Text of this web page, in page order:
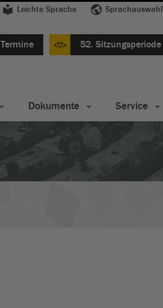
Leichte Sprache Sprachauswahl
Termine 52. Sitzungsperiode
Dokumente Service